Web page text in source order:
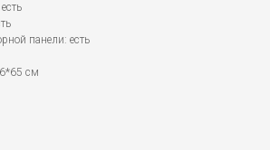
панели: есть
см